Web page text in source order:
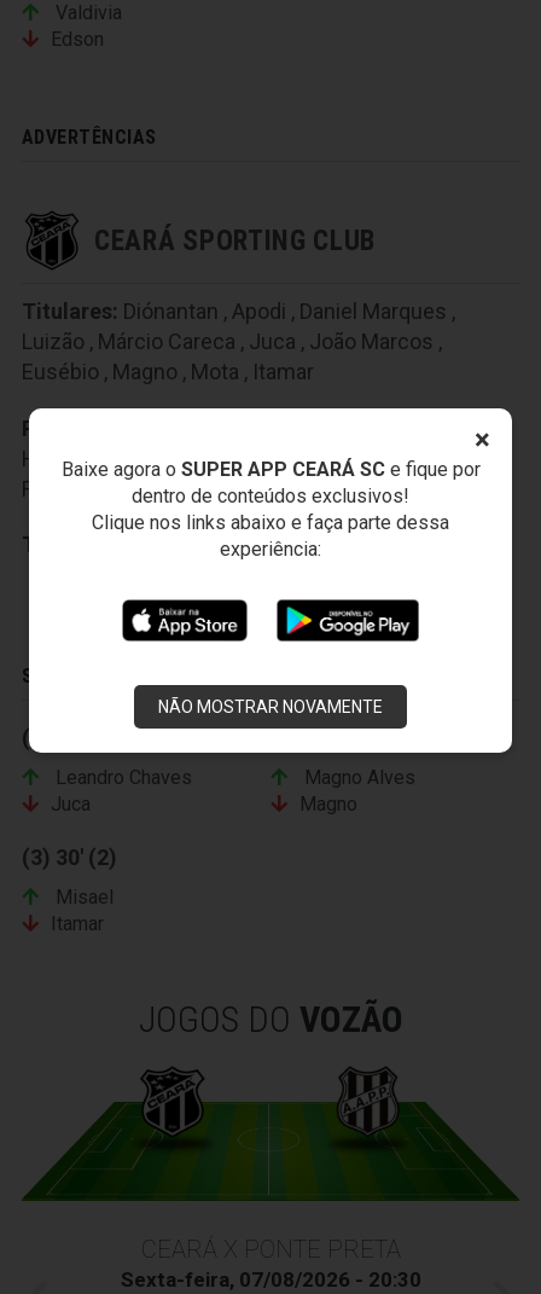
×
Baixe agora o SUPER APP CEARÁ SCe fique por
dentro de conteúdos exclusivos!
Clique nos links abaixo e faça parte dessa
experiência:
NÃO MOSTRAR NOVAMENTE
Valdivia
Edson
ADVERTÊNCIAS
CEARÁ SPORTING CLUB
Titulares: Diónantan , Apodi , Daniel Marques ,
Luizão , Márcio Careca , Juca , João Marcos ,
Eusébio , Magno , Mota , Itamar
Reservas:
Heleno
Leandro Chaves,Magno Alves ,Misael
Robert
Técnico: PC Gusmão
SUBSTITUIÇÕES
(1) 1' (IT)
Leandro Chaves
Juca
(2) 16' (2)
Magno Alves
Magno
(3) 30' (2)
Misael
Itamar
JOGOS DO VOZÃO
CEARÁ X PONTE PRETA
Sexta-feira, 07/08/2026 - 20:30